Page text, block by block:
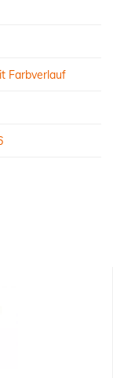
Farbverlauf